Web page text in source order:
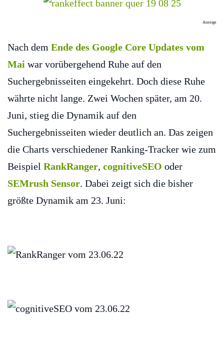
Anzeige
Nach dem Ende des Google Core Updates vom
Mai war vorübergehend Ruhe auf den
Suchergebnisseiten eingekehrt. Doch diese Ruhe
währte nicht lange. Zwei Wochen später, am 20.
Juni, stieg die Dynamik auf den
Suchergebnisseiten wieder deutlich an. Das zeigen
die Charts verschiedener Ranking-Tracker wie zum
Beispiel RankRanger, cognitiveSEO oder
SEMrush Sensor. Dabei zeigt sich die bisher
größte Dynamik am 23. Juni: